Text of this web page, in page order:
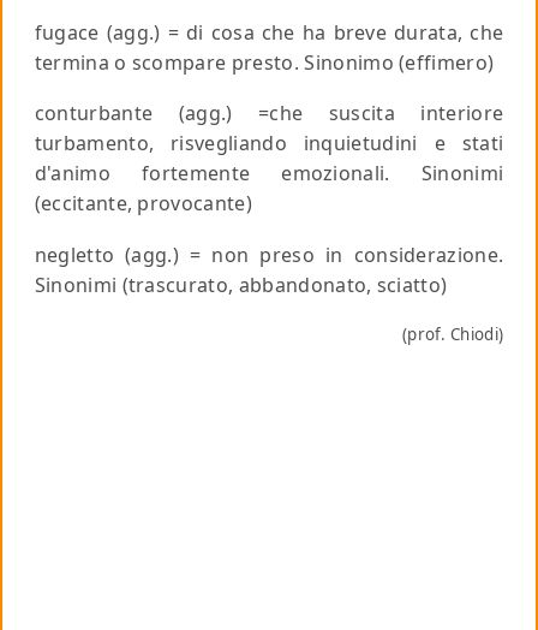
fugace (agg.) = di cosa che ha breve durata, che
termina o scompare presto.Sinonimo (effimero)
conturbante (agg.) =che suscita interiore
turbamento, risvegliando inquietudini e stati
d'animo fortemente emozionali. Sinonimi
(eccitante, provocante)
negletto (agg.) = non preso in considerazione.
Sinonimi (trascurato, abbandonato, sciatto)
(prof. Chiodi)